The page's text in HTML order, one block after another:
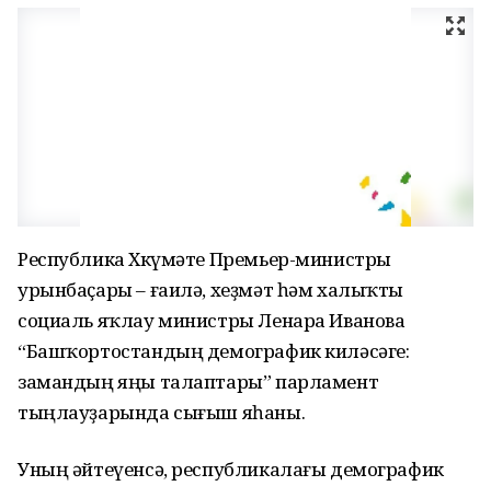
Республика Хөкүмәте Премьер-министры
урынбаҫары – ғаилә, хеҙмәт һәм халыҡты
социаль яҡлау министры Ленара Иванова
“Башҡортостандың демографик киләсәге:
замандың яңы талаптары” парламент
тыңлауҙарында сығыш яһаны.
Уның әйтеүенсә, республикалағы демографик